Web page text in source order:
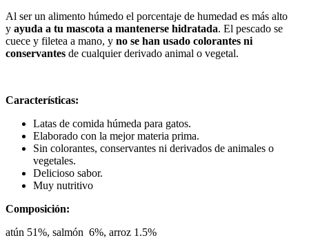
Al ser un alimento húmedo el porcentaje de humedad es más alto
y ayuda a tu mascota a mantenerse hidratada. El pescado se
cuece y filetea a mano, y no se han usado colorantes ni
conservantes de cualquier derivado animal o vegetal.
Características:
Latas de comida húmeda para gatos.
Elaborado con la mejor materia prima.
Sin colorantes, conservantes ni derivados de animales o
vegetales.
Delicioso sabor.
Muy nutritivo
Composición:
atún 51%, salmón 6%, arroz 1.5%